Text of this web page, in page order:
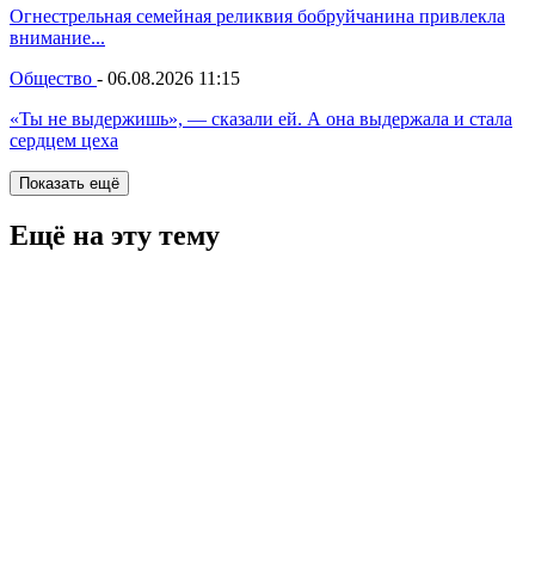
Огнестрельная семейная реликвия бобруйчанина привлекла
внимание...
Общество - 06.08.2026 11:15
«Ты не выдержишь», — сказали ей. А она выдержала и стала
сердцем цеха
Показать ещё
Ещё на эту тему